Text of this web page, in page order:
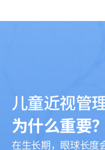
儿童近视管理
为什么重要？
在生长期，眼球长度